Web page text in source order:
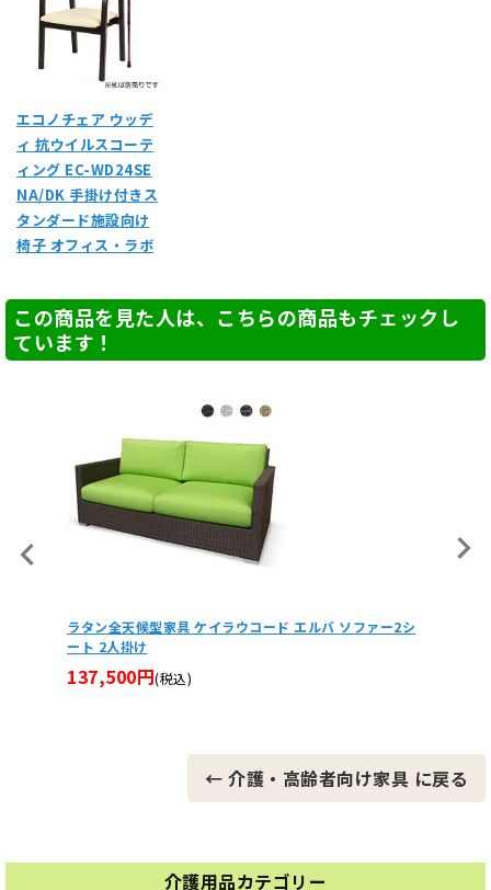
介護用品カテゴリー
エコノチェア ウッデ
ィ 抗ウイルスコーテ
ィング EC-WD24SE
NA/DK 手掛け付きス
タンダード施設向け
椅子 オフィス・ラボ
この商品を見た人は、こちらの商品もチェックし
ています！
回転式リラックスチェア りくターン RT-23FBR
60,390円(税込)
← 介護・高齢者向け家具 に戻る